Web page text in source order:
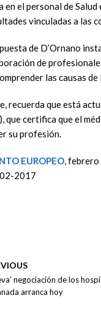
el personal de
vinculadas a las
de D’Ornano
de
las causas
recuerda que está
que certifica que el
su profesión.
EUROPEO,
2017
negociación de los
arranca hoy